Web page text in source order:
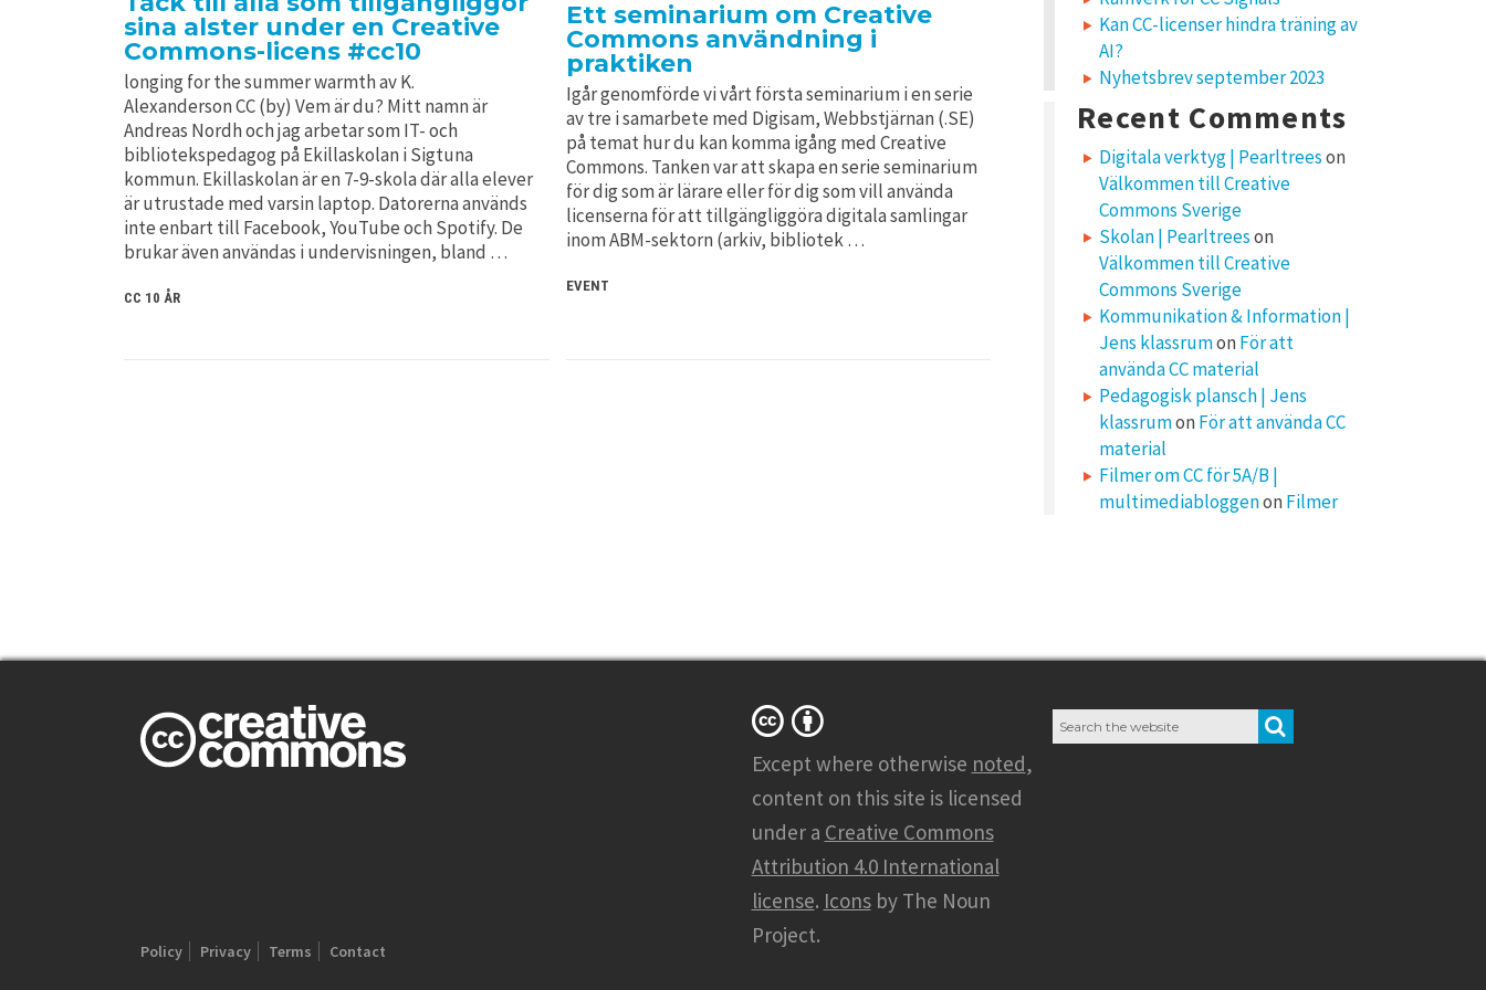
sina alster under en Creative
Commons-licens #cc10
longing for the summer warmth av K.
Alexanderson CC (by) Vem är du? Mitt namn är
Andreas Nordh och jag arbetar som IT- och
bibliotekspedagog på Ekillaskolan i Sigtuna
kommun. Ekillaskolan är en 7-9-skola där alla elever
är utrustade med varsin laptop. Datorerna används
inte enbart till Facebook, YouTube och Spotify. De
brukar även användas i undervisningen, bland …
CC 10 ÅR
Ett seminarium om Creative
Commons användning i
praktiken
Igår genomförde vi vårt första seminarium i en serie
av tre i samarbete med Digisam, Webbstjärnan (.SE)
på temat hur du kan komma igång med Creative
Commons. Tanken var att skapa en serie seminarium
för dig som är lärare eller för dig som vill använda
licenserna för att tillgängliggöra digitala samlingar
inom ABM-sektorn (arkiv, bibliotek …
EVENT
Kan CC-licenser hindra träning av
AI?
Nyhetsbrev september 2023
Recent Comments
Digitala verktyg | Pearltreeson
Välkommen till Creative
Commons Sverige
Skolan | Pearltreeson
Välkommen till Creative
Commons Sverige
Kommunikation & Information |
Jens klassrumon För att
använda CC material
Pedagogisk plansch | Jens
klassrumon För att använda CC
material
Filmer om CC för 5A/B |
multimediabloggenon Filmer
Policy Privacy Terms Contact
Except where otherwise noted,
content on this site is licensed
under a Creative Commons
Attribution 4.0 International
license. Iconsby The Noun
Project.
Search
for: